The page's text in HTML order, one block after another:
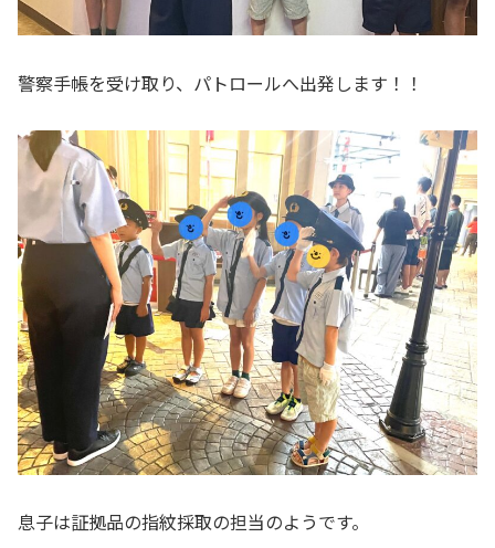
警察手帳を受け取り、パトロールへ出発します！！
息子は証拠品の指紋採取の担当のようです。